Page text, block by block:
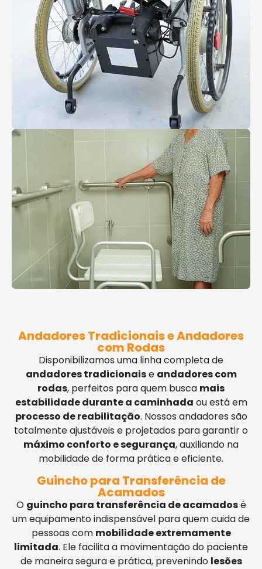
Andadores Tradicionais e Andadores
com Rodas
Disponibilizamos uma linha completa de
andadores tradicionaise andadores com
rodas, perfeitos para quem busca mais
estabilidade durante a caminhada ou está em
processo de reabilitação. Nossos andadores são
totalmente ajustáveis e projetados para garantir o
máximo conforto e segurança, auxiliando na
mobilidade de forma prática e eficiente.
Guincho para Transferência de
Acamados
O guincho para transferência de acamadosé
um equipamento indispensável para quem cuida de
pessoas com mobilidade extremamente
limitada. Ele facilita a movimentação do paciente
de maneira segura e prática, prevenindo lesões